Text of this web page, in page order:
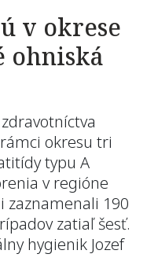
v okrese
ohniská
okresu tri
typu A
v regióne
zaznamenali 190
zatiaľ šesť.
hygienik Jozef